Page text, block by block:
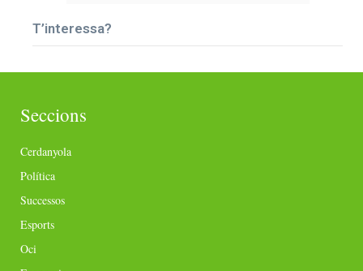
T’interessa?
Seccions
Cerdanyola
Política
Successos
Esports
Oci